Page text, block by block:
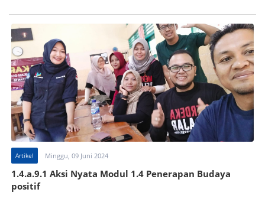
Artikel Minggu, 09 Juni 2024
1.4.a.9.1 Aksi Nyata Modul 1.4 Penerapan Budaya
positif